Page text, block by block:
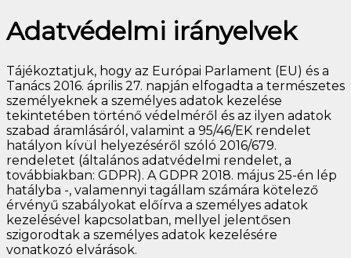
Adatvédelmi irányelvek
Tájékoztatjuk, hogy az Európai Parlament (EU) és a
Tanács 2016. április 27. napján elfogadta a természetes
személyeknek a személyes adatok kezelése
tekintetében történő védelméről és az ilyen adatok
szabad áramlásáról, valamint a 95/46/EK rendelet
hatályon kívül helyezéséről szóló 2016/679.
rendeletet (általános adatvédelmi rendelet, a
továbbiakban: GDPR). A GDPR 2018. május 25-én lép
hatályba -, valamennyi tagállam számára kötelező
érvényű szabályokat előírva a személyes adatok
kezelésével kapcsolatban, mellyel jelentősen
szigorodtak a személyes adatok kezelésére
vonatkozó elvárások.